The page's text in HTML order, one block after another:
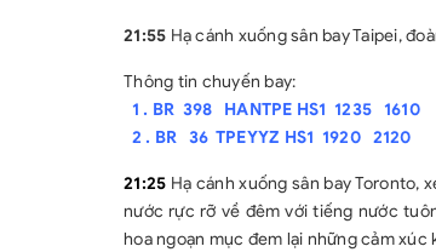
21:55 Hạ cánh xuống sân bay Taipei,
Thông tin chuyến bay:
1 . BR 398 HANTPE HS1 1235 1610
2 . BR 36 TPEYYZ HS1 1920 2120
21:25 Hạ cánh xuống sân bay Toronto,
nước rực rỡ về đêm với tiếng nước
hoa ngoạn mục đem lại những cảm xúc